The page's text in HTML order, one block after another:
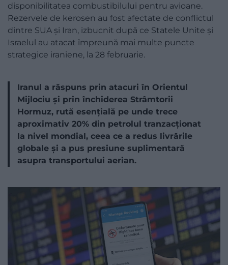
disponibilitatea combustibilului pentru avioane.
Rezervele de kerosen au fost afectate de conflictul
dintre SUA și Iran, izbucnit după ce Statele Unite și
Israelul au atacat împreună mai multe puncte
strategice iraniene, la 28 februarie.
Iranul a răspuns prin atacuri în Orientul
Mijlociu și prin închiderea Strâmtorii
Hormuz, rută esențială pe unde trece
aproximativ 20% din petrolul tranzacționat
la nivel mondial, ceea ce a redus livrările
globale și a pus presiune suplimentară
asupra transportului aerian.